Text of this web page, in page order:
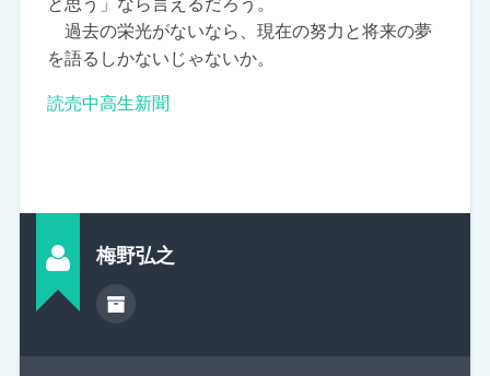
過去の栄光がないなら、現在の努力と将来の夢
を語るしかないじゃないか。
読売中高生新聞
梅野弘之